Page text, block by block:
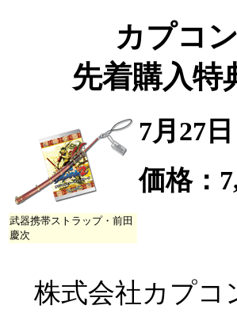
カプコ
先着購入特
武器携帯ストラップ・前田
慶次
7月27
価格：
株式会社カプコ